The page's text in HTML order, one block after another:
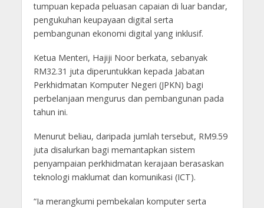
tumpuan kepada peluasan capaian di luar bandar,
pengukuhan keupayaan digital serta
pembangunan ekonomi digital yang inklusif.
Ketua Menteri, Hajiji Noor berkata, sebanyak
RM32.31 juta diperuntukkan kepada Jabatan
Perkhidmatan Komputer Negeri (JPKN) bagi
perbelanjaan mengurus dan pembangunan pada
tahun ini.
Menurut beliau, daripada jumlah tersebut, RM9.59
juta disalurkan bagi memantapkan sistem
penyampaian perkhidmatan kerajaan berasaskan
teknologi maklumat dan komunikasi (ICT).
“Ia merangkumi pembekalan komputer serta